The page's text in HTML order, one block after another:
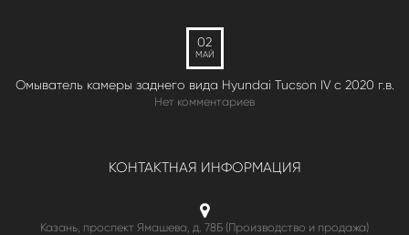
02
МАЙ
Омыватель камеры заднего вида Hyundai Tucson IV c 2020 г.в.
Нет комментариев
КОНТАКТНАЯ ИНФОРМАЦИЯ
Казань, проспект Ямашева, д. 78Б (Производство и продажа)